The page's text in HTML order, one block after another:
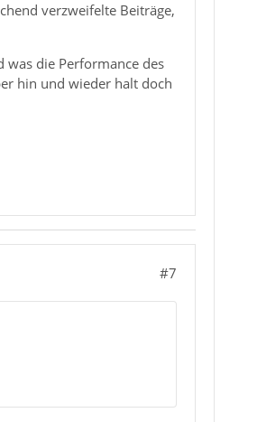
verzweifelte Beiträge,
was die Performance des
hin und wieder halt doch
#7